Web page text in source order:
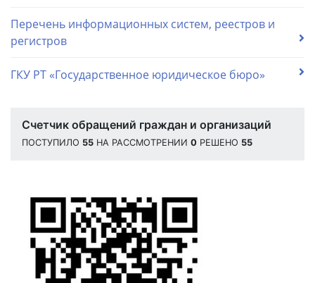
Перечень информационных систем, реестров и
регистров
ГКУ РТ «Государственное юридическое бюро»
Счетчик обращений граждан и организаций
ПОСТУПИЛО 55 НА РАССМОТРЕНИИ 0 РЕШЕНО 55